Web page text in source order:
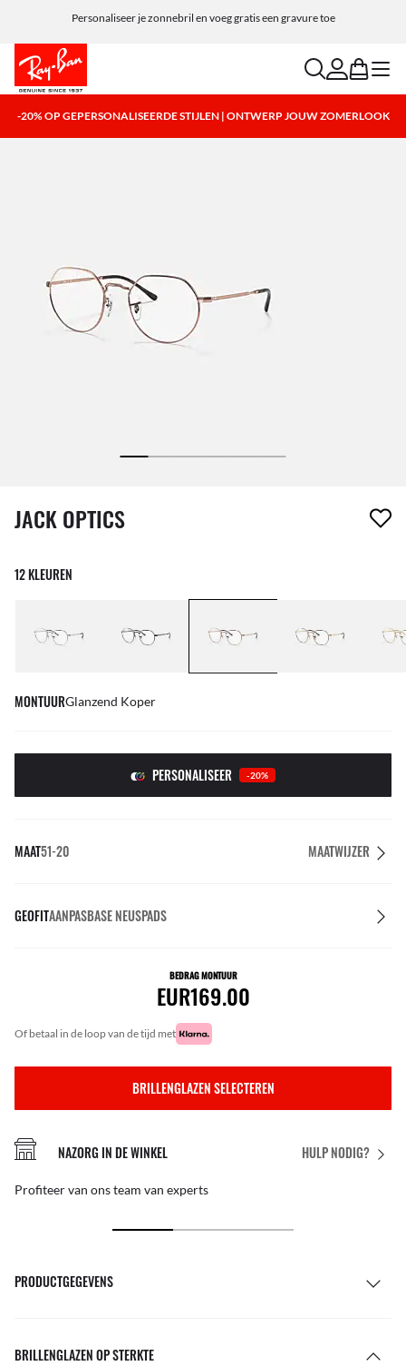
Personaliseer je zonnebril en voeg gratis een gravure toe
searchaccount
bag menu
-20% OP GEPERSONALISEERDE STIJLEN | ONTWERP JOUW ZOMERLOOK
1 item is uit je verlanglijst verwijderd
JACK OPTICS
12 KLEUREN
MONTUURGlanzend Koper
PERSONALISEER -20%
MAAT51-20 MAATWIJZER
GEOFITAANPASBASE NEUSPADS
BEDRAG MONTUUR
EUR169.00
of betaal in de loop van de tijd met
BRILLENGLAZEN SELECTEREN
HULP NODIG?
NAZORG IN DE WINKEL
Profiteer van ons team van experts
PRODUCTGEGEVENS
BRILLENGLAZEN OP STERKTE